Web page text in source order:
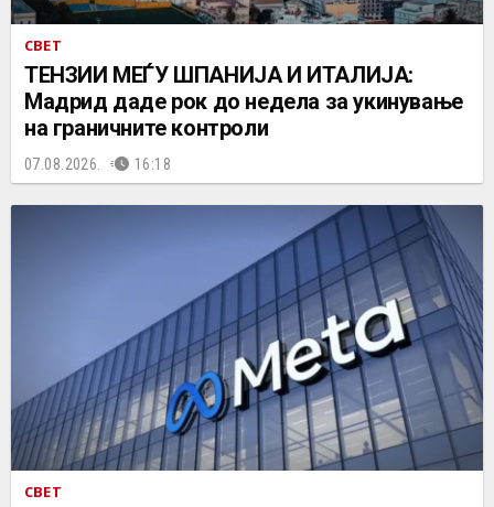
СВЕТ
ТЕНЗИИ МЕЃУ ШПАНИЈА И ИТАЛИЈА:
Мадрид даде рок до недела за укинување
на граничните контроли
07.08.2026. 16:18
СВЕТ